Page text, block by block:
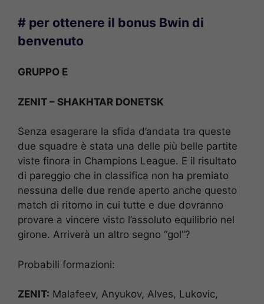
# per ottenere il bonus Bwin di
benvenuto
GRUPPO E
ZENIT – SHAKHTAR DONETSK
Senza esagerare la sfida d’andata tra queste
due squadre è stata una delle più belle partite
viste finora in Champions League. E il risultato
di pareggio che in classifica non ha premiato
nessuna delle due rende aperto anche questo
match di ritorno in cui tutte e due dovranno
provare a vincere visto l’assoluto equilibrio nel
girone. Arriverà un altro segno “gol”?
Probabili formazioni:
ZENIT: Malafeev, Anyukov, Alves, Lukovic,